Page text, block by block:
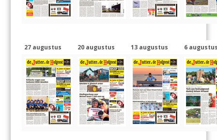
27 augustus 20 augustus 13 augustus 6